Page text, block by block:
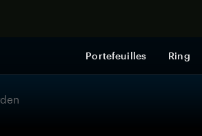
Portefeuilles Ring